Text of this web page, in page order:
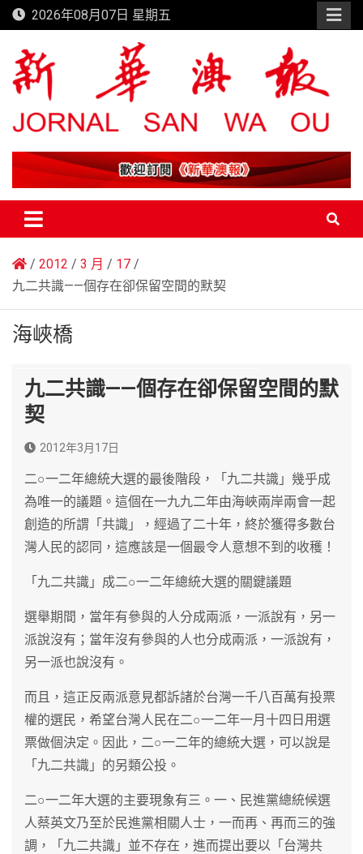
Skip
to
content
2026年08月07日 星期五
新華澳報
2012 3 月
17
九二共識——個存在卻保留空間的默契
海峽橋
九二共識——個存在卻保留空間的默
契
2012年3月17日
二○一二年總統大選的最後階段，「九二共識」幾乎成
為唯一的議題。這個在一九九二年由海峽兩岸兩會一起
創造的所謂「共識」，經過了二十年，終於獲得多數台
灣人民的認同，這應該是一個最令人意想不到的收穫！
「九二共識」成二○一二年總統大選的關鍵議題
選舉期間，當年有參與的人分成兩派，一派說有，另一
派說沒有；當年沒有參與的人也分成兩派，一派說有，
另一派也說沒有。
而且，這正反兩派意見都訴諸於台灣一千八百萬有投票
權的選民，希望台灣人民在二○一二年一月十四日用選
票做個決定。因此，二○一二年的總統大選，可以說是
「九二共識」的另類公投。
二○一二年大選的主要現象有三。一、民進黨總統候選
人蔡英文乃至於民進黨相關人士，一而再、再而三的強
調，「九二共識」並不存在，進而提出要以「台灣共